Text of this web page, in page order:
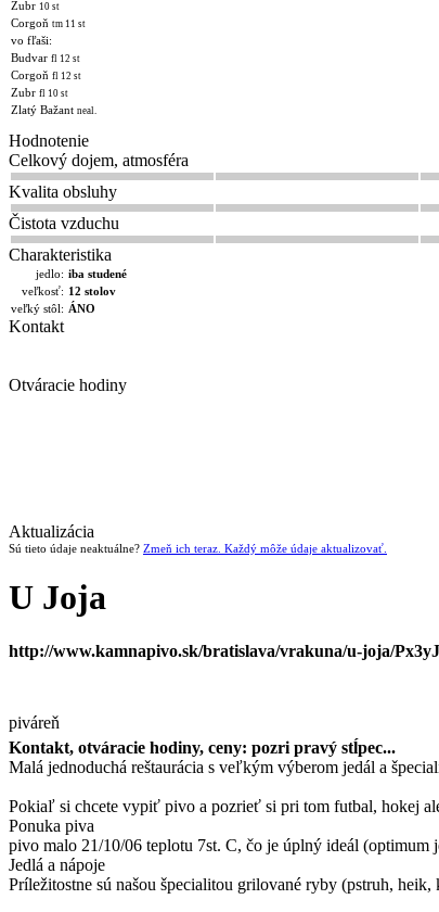
Zubr 10 st
Corgoň tm 11 st
vo fľaši:
Budvar fl 12 st
Corgoň fl 12 st
Zubr fl 10 st
Zlatý Bažant neal.
Hodnotenie
Celkový dojem, atmosféra
Kvalita obsluhy
Čistota vzduchu
Charakteristika
jedlo: iba studené
veľkosť: 12 stolov
veľký stôl: ÁNO
Kontakt
Otváracie hodiny
Aktualizácia
Sú tieto údaje neaktuálne? Zmeň ich teraz. Každý môže údaje aktualizovať.
U Joja
http://www.kamnapivo.sk/bratislava/vrakuna/u-joja/
piváreň
Kontakt, otváracie hodiny, ceny: pozri pravý stĺpec...
Malá jednoduchá reštaurácia s veľkým výberom jedál a
Pokiaľ si chcete vypiť pivo a pozrieť si pri tom futbal, hokej
Ponuka piva
pivo malo 21/10/06 teplotu 7st. C, čo je úplný ideál
Jedlá a nápoje
Príležitostne sú našou špecialitou grilované ryby (pstruh,